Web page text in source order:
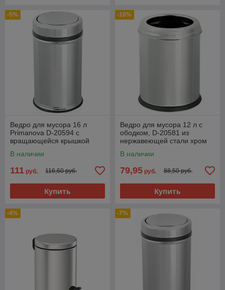
-5%
Ведро для мусора 16 л
Primanova D-20594 с
вращающейся крышкой
В наличии
111 руб. 116,60 руб.
Купить
-10%
Ведро для мусора 12 л с
ободком, D-20581 из
нержавеющей стали хром
В наличии
79,95 руб. 88,50 руб.
Купить
-4% -7%